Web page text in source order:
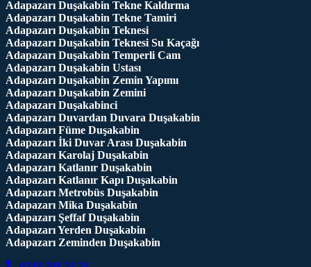
Adapazarı Duşakabin Tekne Kaldırma
Adapazarı Duşakabin Tekne Tamiri
Adapazarı Duşakabin Teknesi
Adapazarı Duşakabin Teknesi Su Kaçağı
Adapazarı Duşakabin Temperli Cam
Adapazarı Duşakabin Ustası
Adapazarı Duşakabin Zemin Yapımı
Adapazarı Duşakabin Zemini
Adapazarı Duşakabinci
Adapazarı Duvardan Duvara Duşakabin
Adapazarı Füme Duşakabin
Adapazarı İki Duvar Arası Duşakabin
Adapazarı Karolaj Duşakabin
Adapazarı Katlanır Duşakabin
Adapazarı Katlanır Kapı Duşakabin
Adapazarı Metrobüs Duşakabin
Adapazarı Mika Duşakabin
Adapazarı Şeffaf Duşakabin
Adapazarı Yerden Duşakabin
Adapazarı Zeminden Duşakabin